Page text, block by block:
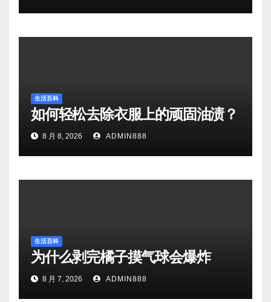
生活百科
如何轻松去除衣服上的顽固油渍？
8 月 8, 2026 ADMIN888
生活百科
为什么剥完橘子摸气球会爆炸
8 月 7, 2026 ADMIN888